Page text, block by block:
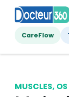
CareFlow
MUSCLES,